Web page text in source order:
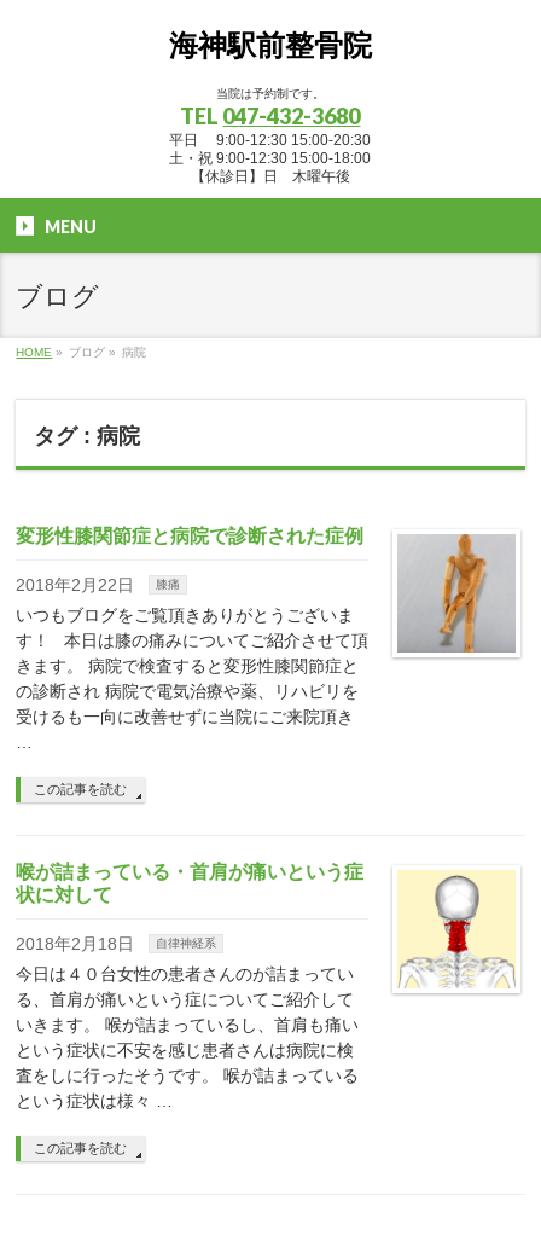
海神駅前整骨院
当院は予約制です。
TEL 047-432-3680
平日 9:00-12:30 15:00-20:30
土・祝 9:00-12:30 15:00-18:00
【休診日】日 木曜午後
MENU
ブログ
HOME » ブログ » 病院
タグ : 病院
変形性膝関節症と病院で診断された症例
2018年2月22日 膝痛
いつもブログをご覧頂きありがとうございま
す！ 本日は膝の痛みについてご紹介させて頂
きます。 病院で検査すると変形性膝関節症と
の診断され 病院で電気治療や薬、リハビリを
受けるも一向に改善せずに当院にご来院頂き
この記事を読む
喉が詰まっている・首肩が痛いという症
状に対して
2018年2月18日 自律神経系
今日は４０台女性の患者さんのが詰まってい
る、首肩が痛いという症についてご紹介して
いきます。 喉が詰まっているし、首肩も痛い
という症状に不安を感じ患者さんは病院に検
査をしに行ったそうです。 喉が詰まっている
という症状は様々 …
この記事を読む